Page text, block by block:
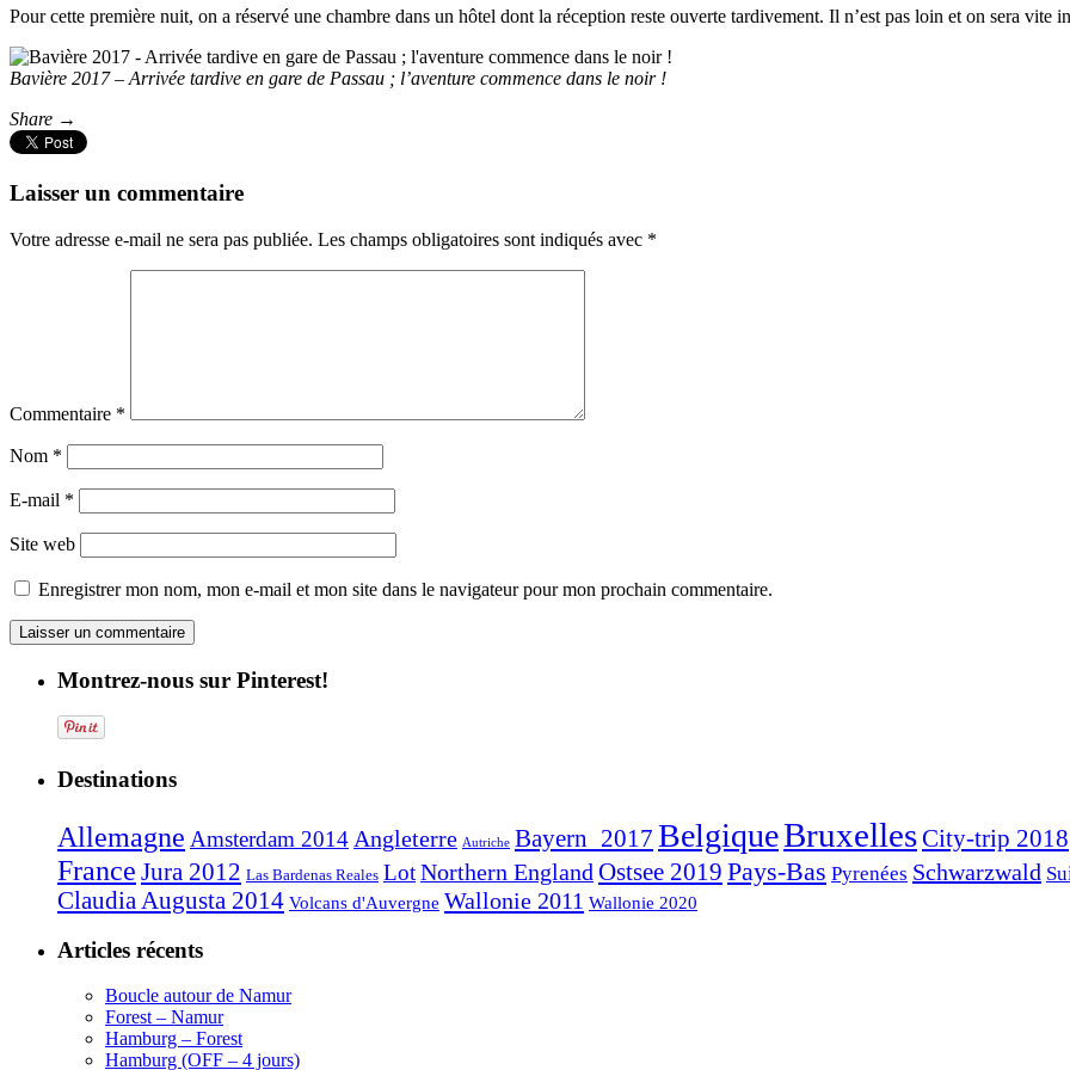
Pour cette première nuit, on a réservé une chambre dans un hôtel dont la réception reste ouverte tardivement. Il n’est pas loin et on sera vite
Bavière 2017 – Arrivée tardive en gare de Passau ; l’aventure commence dans le noir !
Share →
Laisser un commentaire
Votre adresse e-mail ne sera pas publiée. Les champs obligatoires sont indiqués avec *
Commentaire *
Nom *
E-mail *
Site web
Enregistrer mon nom, mon e-mail et mon site dans le navigateur pour mon prochain commentaire.
Montrez-nous sur Pinterest!
Destinations
Allemagne Amsterdam 2014 Angleterre Autriche Bayern_2017 BelgiqueBruxellesCity-trip 2018
France Jura 2012 Las Bardenas Reales LotNorthern England Ostsee 2019 Pays-Bas Pyrenées Schwarzwald
Claudia Augusta 2014 Volcans d'Auvergne Wallonie 2011 Wallonie 2020
Articles récents
Boucle autour de Namur
Forest – Namur
Hamburg – Forest
Hamburg (OFF – 4 jours)